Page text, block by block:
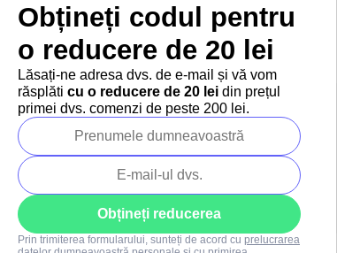
SUMMER SALE
–10 %
280x
SUMMER SALE
–10 %
68x
Obțineți codul pentru
o reducere de 20 lei
Lăsați-ne adresa dvs. de e-mail și vă vom
răsplăti cu o reducere de 20 lei din prețul
primei dvs. comenzi de peste 200 lei.
Obțineți reducerea
Prin trimiterea formularului, sunteți de acord cu prelucrarea